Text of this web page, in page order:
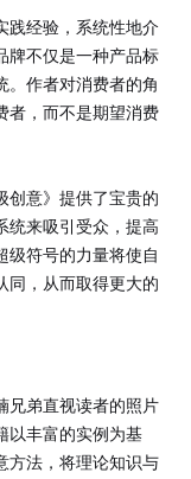
践经验，系统性地介
牌不仅是一种产品标
。作者对消费者的角
者，而不是期望消费
创意》提供了宝贵的
统来吸引受众，提高
级符号的力量将使自
同，从而取得更大的
兄弟直视读者的照片
以丰富的实例为基
方法，将理论知识与